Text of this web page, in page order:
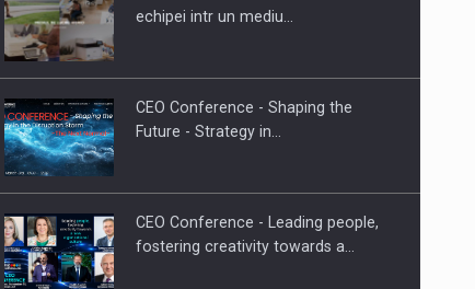
Cum invatam sa spunem nu intr-o
echipei intr un mediu…
CEO Conference - Shaping the
Future - Strategy in…
CEO Conference - Leading people,
fostering creativity towards a…